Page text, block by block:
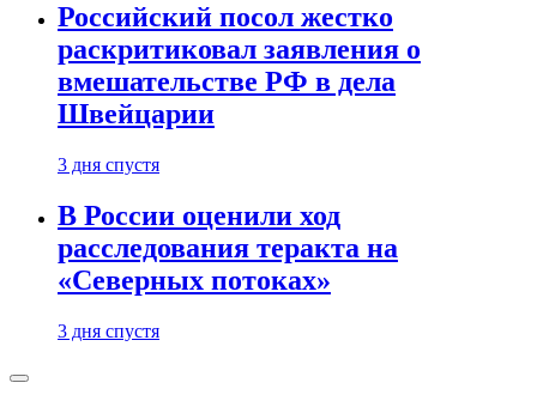
Российский посол жестко
раскритиковал заявления о
вмешательстве РФ в дела
Швейцарии
3 дня спустя
В России оценили ход
расследования теракта на
«Северных потоках»
3 дня спустя